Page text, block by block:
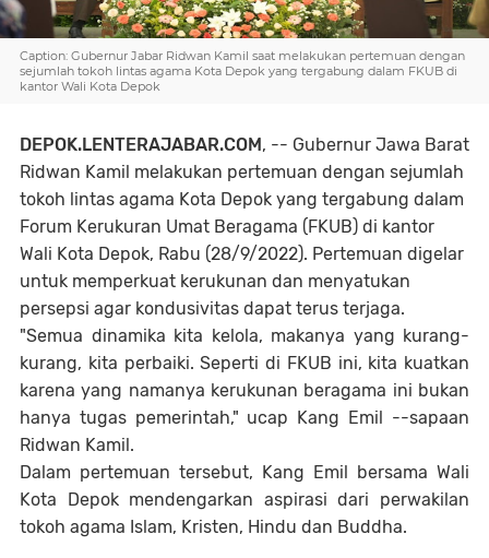
Caption: Gubernur Jabar Ridwan Kamil saat melakukan pertemuan dengan
sejumlah tokoh lintas agama Kota Depok yang tergabung dalam FKUB di
kantor Wali Kota Depok
DEPOK.LENTERAJABAR.COM, -- Gubernur Jawa Barat
Ridwan Kamil melakukan pertemuan dengan sejumlah
tokoh lintas agama Kota Depok yang tergabung dalam
Forum Kerukuran Umat Beragama (FKUB) di kantor
Wali Kota Depok, Rabu (28/9/2022). Pertemuan digelar
untuk memperkuat kerukunan dan menyatukan
persepsi agar kondusivitas dapat terus terjaga.
"Semua dinamika kita kelola, makanya yang kurang-
kurang, kita perbaiki. Seperti di FKUB ini, kita kuatkan
karena yang namanya kerukunan beragama ini bukan
hanya tugas pemerintah," ucap Kang Emil --sapaan
Ridwan Kamil.
Dalam pertemuan tersebut, Kang Emil bersama Wali
Kota Depok mendengarkan aspirasi dari perwakilan
tokoh agama Islam, Kristen, Hindu dan Buddha.